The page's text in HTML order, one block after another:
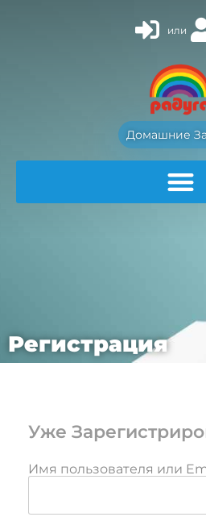
или
Домашние
Регистрация
Уже
Имя пользователя или